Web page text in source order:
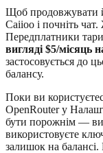
Щоб продовжувати
Caiioo і почніть
Передплатники
вигляді $5/місяць
застосовується до
балансу.
Поки ви
OpenRouter у
бути порожнім —
використовуєте
залишок на